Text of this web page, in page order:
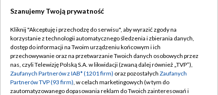
TVP
Abonament TVP
Emisja w TVP
Centrum informacji TVP
Regulamin TVP
Polityka prywatności
Moje zgody
Szanujemy Twoją prywatność
Kliknij "Akceptuję i przechodzę do serwisu", aby wyrazić zgody na
korzystanie z technologii automatycznego śledzenia i zbierania danych,
dostęp do informacji na Twoim urządzeniu końcowym i ich
przechowywanie oraz na przetwarzanie Twoich danych osobowych przez
nas, czyli Telewizję Polską S.A. w likwidacji (zwaną dalej również „TVP”),
Zaufanych Partnerów z IAB* (1201 firm) oraz pozostałych Zaufanych
Partnerów TVP (93 firm), w celach marketingowych (w tym do
zautomatyzowanego dopasowania reklam do Twoich zainteresowań i